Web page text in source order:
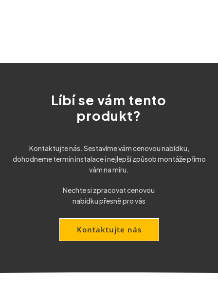
Líbí se vám tento
produkt?
Kontaktujte nás. Sestavíme vám cenovou nabídku,
dohodneme termín instalace i nejlepší způsob montáže přímo
vám na míru.
Nechte si zpracovat cenovou
nabídku přesně pro vás
Kontaktujte nás